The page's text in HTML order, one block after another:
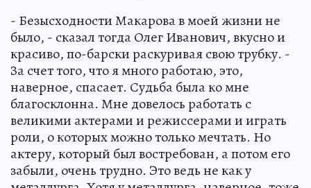
- Безысходности Макарова в моей жизни не
было, - сказал тогда Олег Иванович, вкусно и
красиво, по-барски раскуривая свою трубку. -
За счет того, что я много работаю, это,
наверное, спасает. Судьба была ко мне
благосклонна. Мне довелось работать с
великими актерами и режиссерами и играть
роли, о которых можно только мечтать. Но
актеру, который был востребован, а потом его
забыли, очень трудно. Это ведь не как у